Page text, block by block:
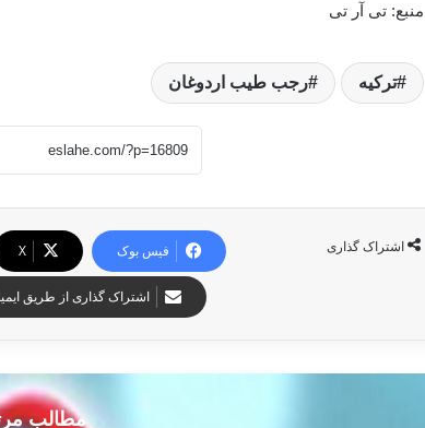
منبع: تی آر تی
ترکیه رجب طیب اردوغان
اشتراک گذاری فیس بوک X
اشتراک گذاری از طریق
مطالب